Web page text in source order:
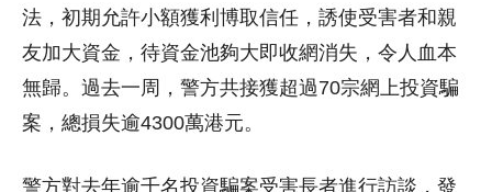
法，初期允許小額獲利博取信任，誘使受害者和親
友加大資金，待資金池夠大即收網消失，令人血本
無歸。過去一周，警方共接獲超過70宗網上投資騙
案，總損失逾4300萬港元。
警方對去年逾千名投資騙案受害長者進行訪談，發